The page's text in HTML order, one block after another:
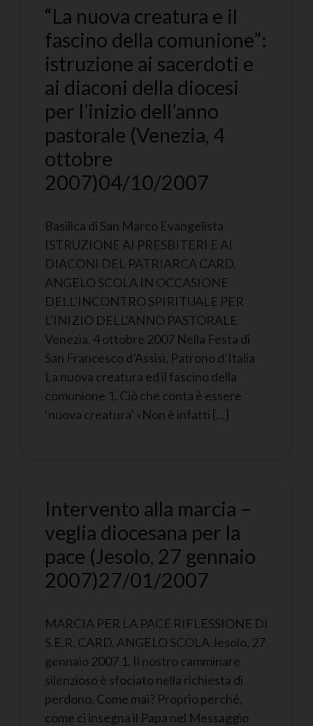
“La nuova creatura e il
fascino della comunione”:
istruzione ai sacerdoti e
ai diaconi della diocesi
per l’inizio dell’anno
pastorale (Venezia, 4
ottobre
2007)04/10/2007
Basilica di San Marco Evangelista
ISTRUZIONE AI PRESBITERI E AI
DIACONI DEL PATRIARCA CARD.
ANGELO SCOLA IN OCCASIONE
DELL’INCONTRO SPIRITUALE PER
L’INIZIO DELL’ANNO PASTORALE
Venezia, 4 ottobre 2007 Nella Festa di
San Francesco d’Assisi, Patrono d’Italia
La nuova creatura ed il fascino della
comunione 1. Ciò che conta è essere
‘nuova creatura’ «Non è infatti […]
Intervento alla marcia –
veglia diocesana per la
pace (Jesolo, 27 gennaio
2007)27/01/2007
MARCIA PER LA PACE RIFLESSIONE DI
S.E.R. CARD. ANGELO SCOLA Jesolo, 27
gennaio 2007 1. Il nostro camminare
silenzioso è sfociato nella richiesta di
perdono. Come mai? Proprio perché,
come ci insegna il Papa nel Messaggio